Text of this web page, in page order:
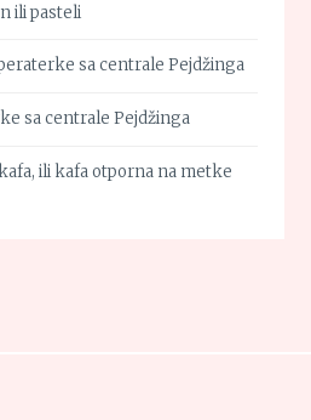
ili pasteli
sa centrale Pejdžinga
sa centrale Pejdžinga
ili kafa otporna na metke